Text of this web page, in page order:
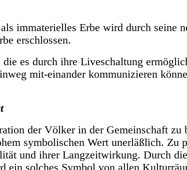
immaterielles Erbe wird durch seine
erschlossen.
es durch ihre Liveschaltung
mit-einander kommunizieren
der Völker in der Gemeinschaft zu
symbolischen Wert unerläßlich. Zu
und ihrer Langzeitwirkung. Durch
ein solches Symbol von allen